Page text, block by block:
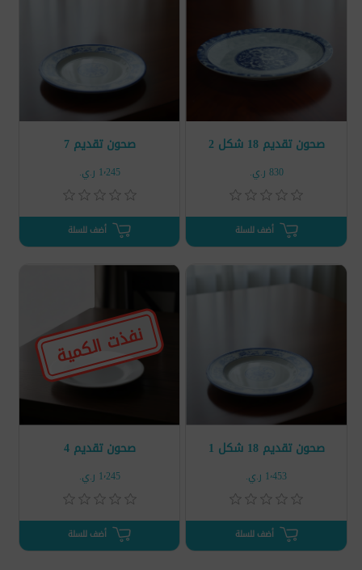
صحون تقديم 18 شكل 2
830 ر.ي.‏
أضف للسلة
صحون تقديم 7
1٬245 ر.ي.‏
أضف للسلة
صحون تقديم 18 شكل 1
1٬453 ر.ي.‏
أضف للسلة
نفذت الكمية
صحون تقديم 4
1٬245 ر.ي.‏
أضف للسلة